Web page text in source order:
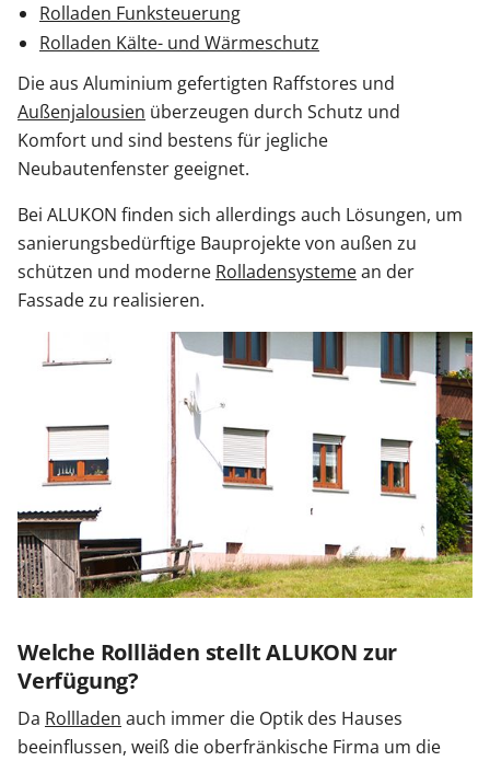
Rolladen Funksteuerung
Rolladen Kälte- und Wärmeschutz
Die aus Aluminium gefertigten Raffstores und
Außenjalousien überzeugen durch Schutz und
Komfort und sind bestens für jegliche
Neubautenfenster geeignet.
Bei ALUKON finden sich allerdings auch Lösungen, um
sanierungsbedürftige Bauprojekte von außen zu
schützen und moderne Rolladensystemean der
Fassade zu realisieren.
Welche Rollläden stellt ALUKON zur
Verfügung?
Da Rollladen auch immer die Optik des Hauses
beeinflussen, weiß die oberfränkische Firma um die